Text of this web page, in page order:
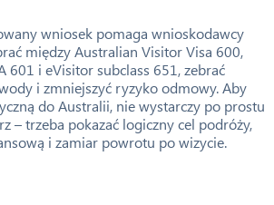
wniosek pomaga wnioskodawcy
między Australian Visitor Visa 600,
601 i eVisitor subclass 651, zebrać
i zmniejszyć ryzyko odmowy. Aby
do Australii, nie wystarczy po prostu
– trzeba pokazać logiczny cel podróży,
i zamiar powrotu po wizycie.